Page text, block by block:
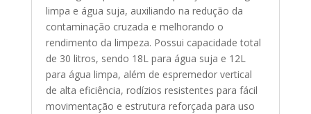
limpa e água suja, auxiliando na redução da
contaminação cruzada e melhorando o
rendimento da limpeza. Possui capacidade total
de 30 litros, sendo 18L para água suja e 12L
para água limpa, além de espremedor vertical
de alta eficiência, rodízios resistentes para fácil
movimentação e estrutura reforçada para uso